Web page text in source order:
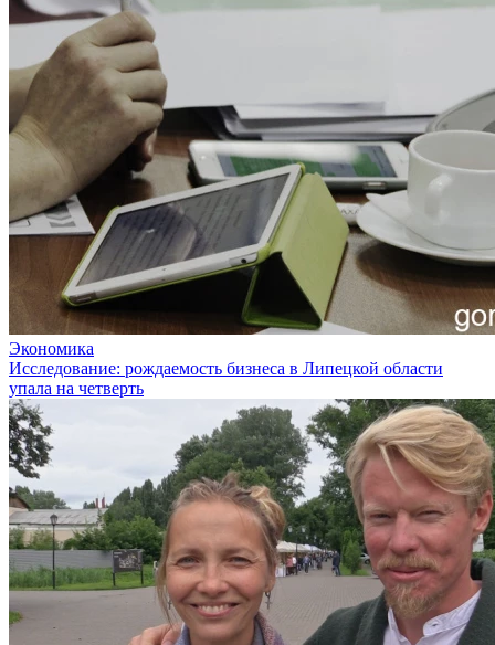
Экономика
Исследование: рождаемость бизнеса в Липецкой области
упала на четверть